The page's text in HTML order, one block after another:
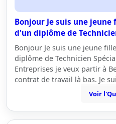
Bonjour Je suis une
d'un diplôme de
Bonjour Je suis une jeune
diplôme de Technicien
Entreprises je veux partir à
contrat de travail là bas. Je
Voir